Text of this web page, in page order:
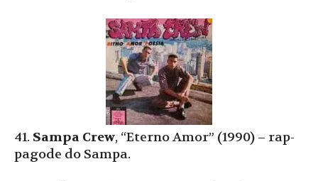
41. Sampa Crew, “Eterno Amor” (1990) – rap-
pagode do Sampa.